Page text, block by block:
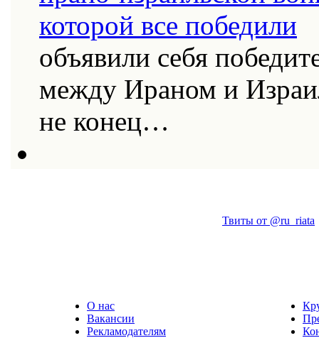
объявили себя
между Ираном и
не конец…
Твиты от @ru_riata
О нас
Вакансии
Рекламодателям